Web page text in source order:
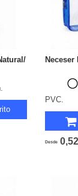
Neceser
PVC.
Desde